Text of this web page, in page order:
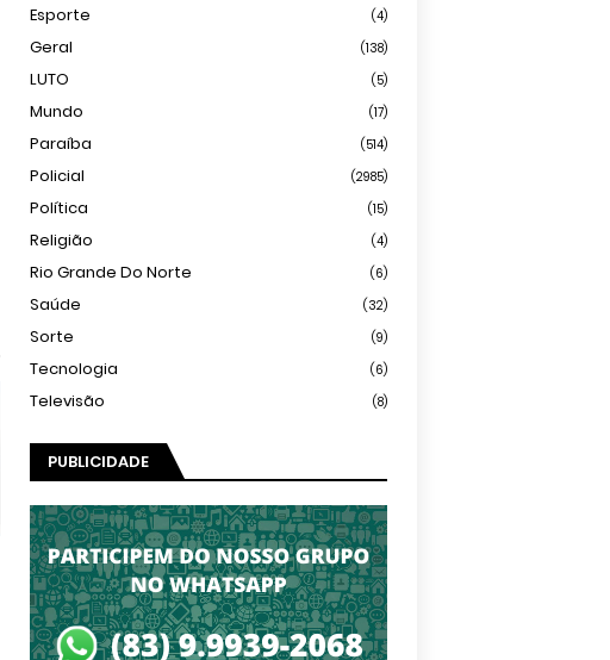
Esporte (4)
Geral (138)
LUTO (5)
Mundo (17)
Paraíba (514)
Policial (2985)
Política (15)
Religião (4)
Rio Grande Do Norte (6)
Saúde (32)
Sorte (9)
Tecnologia (6)
Televisão (8)
PUBLICIDADE